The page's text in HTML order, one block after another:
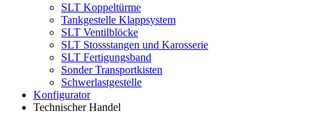
SLT Koppeltürme
Tankgestelle Klappsystem
SLT Ventilblöcke
SLT Stossstangen und Karosserie
SLT Fertigungsband
Sonder Transportkisten
Schwerlastgestelle
Konfigurator
Technischer Handel